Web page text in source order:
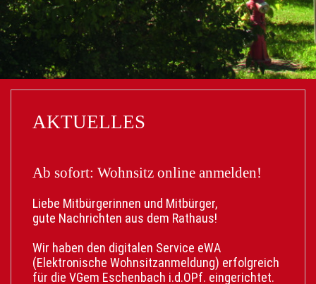
AKTUELLES
Ab sofort: Wohnsitz online anmelden!
Liebe Mitbürgerinnen und Mitbürger,
gute Nachrichten aus dem Rathaus!
Wir haben den digitalen Service eWA
(Elektronische Wohnsitzanmeldung) erfolgreich
für die VGem Eschenbach i.d.OPf. eingerichtet.